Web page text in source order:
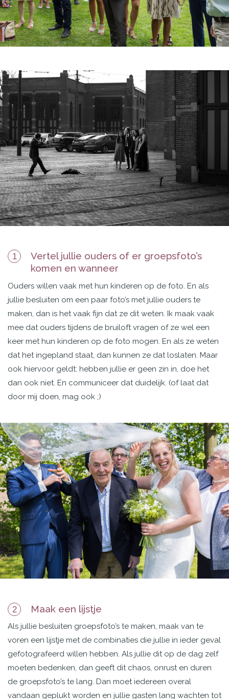
1
Vertel jullie ouders of er groepsfoto’s
komen en wanneer
Ouders willen vaak met hun kinderen op de foto. En als
jullie besluiten om een paar foto’s met jullie ouders te
maken, dan is het vaak fijn dat ze dit weten. Ik maak vaak
mee dat ouders tijdens de bruiloft vragen of ze wel een
keer met hun kinderen op de foto mogen. En als ze weten
dat het ingepland staat, dan kunnen ze dat loslaten. Maar
ook hiervoor geldt: hebben jullie er geen zin in, doe het
dan ook niet. En communiceer dat duidelijk. (of laat dat
door mij doen, mag ook ;)
2 Maak een lijstje
Als jullie besluiten groepsfoto’s te maken, maak van te
voren een lijstje met de combinaties die jullie in ieder geval
gefotografeerd willen hebben. Als jullie dit op de dag zelf
moeten bedenken, dan geeft dit chaos, onrust en duren
de groepsfoto’s te lang. Dan moet iedereen overal
vandaan geplukt worden en jullie gasten lang wachten tot